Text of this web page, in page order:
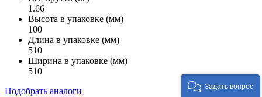
1.66
Высота в упаковке (мм)
100
Длина в упаковке (мм)
510
Ширина в упаковке (мм)
510
Подобрать аналоги
Задать вопрос